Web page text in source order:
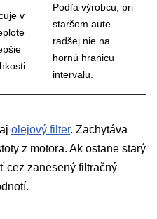
v
Podľa výrobcu, pri
staršom aute
radšej nie na
hornú hranicu
intervalu.
olejový filter. Zachytáva
z motora. Ak ostane starý
cez zanesený filtračný